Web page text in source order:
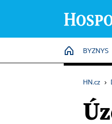
HOME
BYZNYS
HN.cz ›